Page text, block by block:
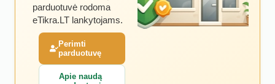
parduotuvė rodoma
eTikra.LT lankytojams.
Perimti
parduotuvę
Apie naudą